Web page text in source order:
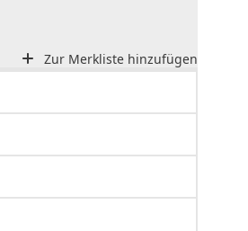
Zur Merkliste hinzufügen